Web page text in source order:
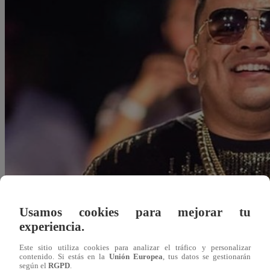
Redacción Latina
02 de agosto 2019
Usamos cookies para mejorar tu
experiencia.
Este sitio utiliza cookies para analizar el tráfico y personalizar
contenido. Si estás en la Unión Europea, tus datos se gestionarán
según el RGPD.